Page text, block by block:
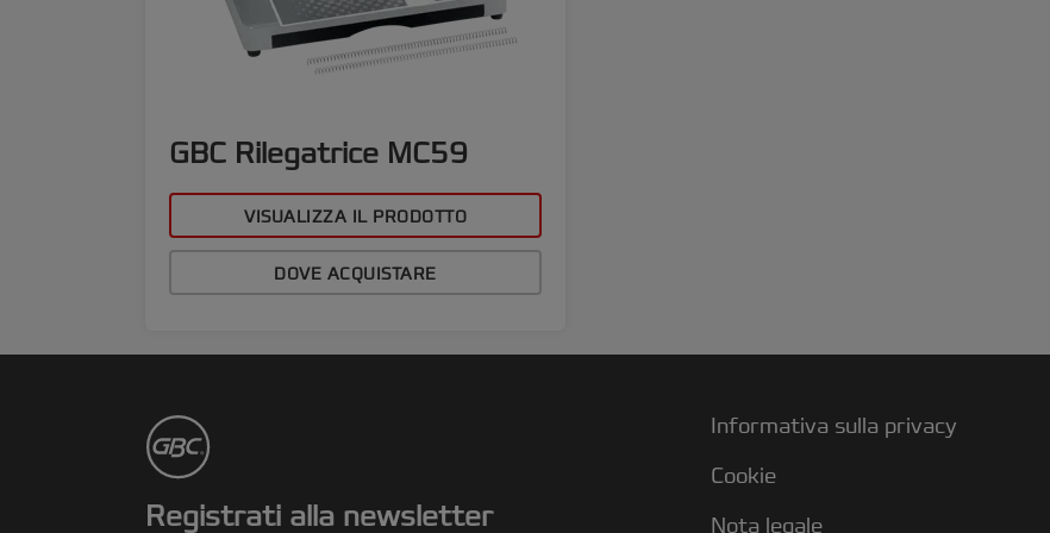
GBC Rilegatrice MC59
VISUALIZZA IL PRODOTTO
DOVE ACQUISTARE
Registrati alla newsletter
Informativa sulla privacy
Cookie
Nota legale